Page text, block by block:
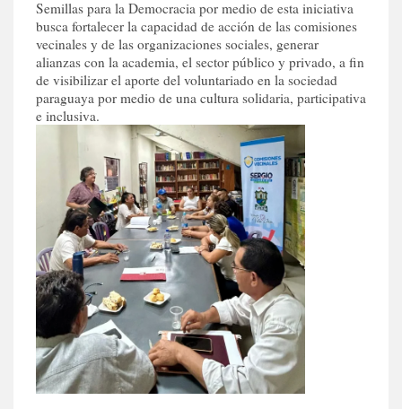
Semillas para la Democracia por medio de esta iniciativa
busca fortalecer la capacidad de acción de las comisiones
vecinales y de las organizaciones sociales, generar
alianzas con la academia, el sector público y privado, a fin
de visibilizar el aporte del voluntariado en la sociedad
paraguaya por medio de una cultura solidaria, participativa
e inclusiva.